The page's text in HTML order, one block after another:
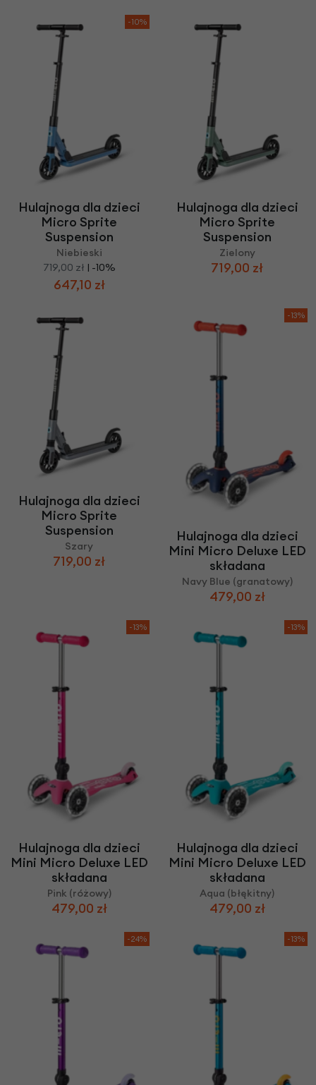
-10%
Hulajnoga dla dzieci
Micro Sprite
Suspension
Niebieski
719,00 zł | -10%
647,10 zł
Hulajnoga dla dzieci
Micro Sprite
Suspension
Zielony
719,00 zł
Hulajnoga dla dzieci
Micro Sprite
Suspension
Szary
719,00 zł
-13%
Hulajnoga dla dzieci
Mini Micro Deluxe LED
składana
Navy Blue (granatowy)
479,00 zł
-13%
Hulajnoga dla dzieci
Mini Micro Deluxe LED
składana
Pink (różowy)
479,00 zł
-13%
Hulajnoga dla dzieci
Mini Micro Deluxe LED
składana
Aqua (błękitny)
479,00 zł
-24% -13%